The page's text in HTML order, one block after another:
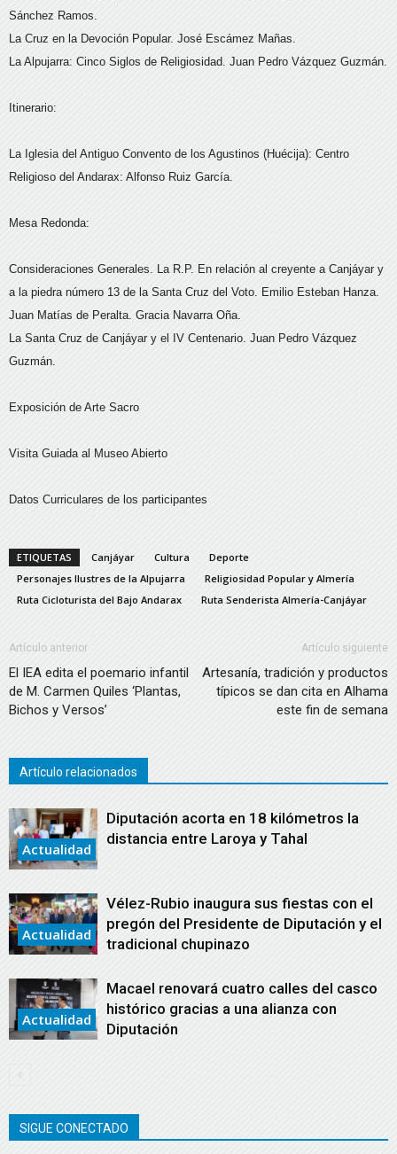
Sánchez Ramos.
La Cruz en la Devoción Popular. José Escámez Mañas.
La Alpujarra: Cinco Siglos de Religiosidad. Juan Pedro Vázquez Guzmán.
Itinerario:
La Iglesia del Antiguo Convento de los Agustinos (Huécija): Centro
Religioso del Andarax: Alfonso Ruiz García.
Mesa Redonda:
Consideraciones Generales. La R.P. En relación al creyente a Canjáyar y
a la piedra número 13 de la Santa Cruz del Voto. Emilio Esteban Hanza.
Juan Matías de Peralta. Gracia Navarra Oña.
La Santa Cruz de Canjáyar y el IV Centenario. Juan Pedro Vázquez
Guzmán.
Exposición de Arte Sacro
Visita Guiada al Museo Abierto
Datos Curriculares de los participantes
ETIQUETAS Canjáyar Cultura
Deporte
Personajes Ilustres de la Alpujarra
Religiosidad Popular y Almería
Ruta Cicloturista del Bajo Andarax
Ruta Senderista Almería-Canjáyar
Artículo anterior
El IEA edita el poemario infantil
de M. Carmen Quiles ‘Plantas,
Bichos y Versos’
Artículo siguiente
Artesanía, tradición y productos
típicos se dan cita en Alhama
este fin de semana
Artículo relacionados
Actualidad
Diputación acorta en 18 kilómetros la
distancia entre Laroya y Tahal
Actualidad
Vélez-Rubio inaugura sus fiestas con el
pregón del Presidente de Diputación y el
tradicional chupinazo
Actualidad
Macael renovará cuatro calles del casco
histórico gracias a una alianza con
Diputación
SIGUE CONECTADO